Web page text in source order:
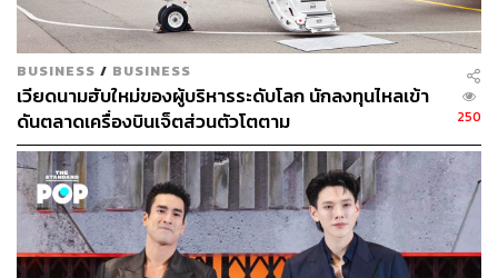
BUSINESS / BUSINESS
เวียดนามฮับใหม่ของผู้บริหารระดับโลก นักลงทุนไหลเข้า
ดันตลาดเครื่องบินเจ็ตส่วนตัวโตตาม
250